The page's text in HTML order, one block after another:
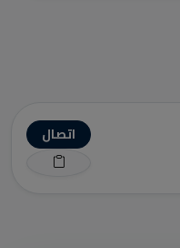
اتصال